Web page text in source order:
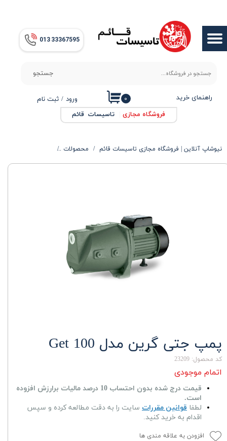
013​​​​​​​ 33367595
جستجو
ورود / ثبت نام
حساب کاربری من
تغییر گذر واژه
سفارشات
خروج از حساب کاربری
راهنمای خرید ۰
فروشگاه مجازی تاسیسات قائم
نیوشاپ آنلاین | فروشگاه مجازی تاسیسات قائم محصولات
پمپ جتی گرین مدل Get 100
کد محصول: 23209
اتمام موجودی
قیمت درج شده بدون احتساب 10 درصد مالیات برارزش افزوده
است.
لطفا قوانین مقررات سایت را به دقت مطالعه کرده و سپس
اقدام به خرید کنید.
افزودن به علاقه مندی ها